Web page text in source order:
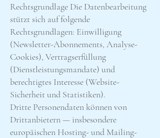
Rechtsgrundlage Die Datenbearbeitung
stützt sich auf folgende
Rechtsgrundlagen: Einwilligung
(Newsletter-Abonnements, Analyse-
Cookies), Vertragserfüllung
(Dienstleistungsmandate) und
berechtigtes Interesse (Website-
Sicherheit und Statistiken).
Dritte Personendaten können von
Drittanbietern — insbesondere
europäischen Hosting- und Mailing-